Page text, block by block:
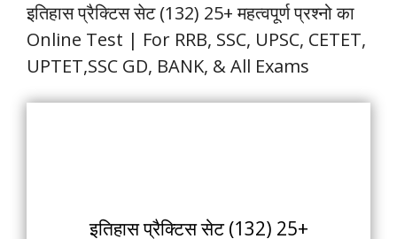
इतिहास प्रैक्टिस सेट (132) 25+ महत्वपूर्ण प्रश्नो का
Online Test | For RRB, SSC, UPSC, CETET,
UPTET,SSC GD, BANK, & All Exams
इतिहास प्रैक्टिस सेट (132) 25+